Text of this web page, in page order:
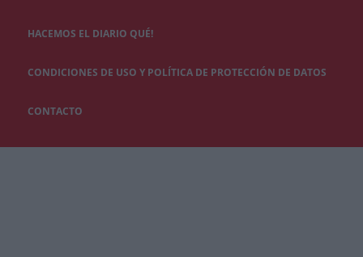
HACEMOS EL DIARIO QUÉ!
CONDICIONES DE USO Y POLÍTICA DE PROTECCIÓN DE DATOS
CONTACTO